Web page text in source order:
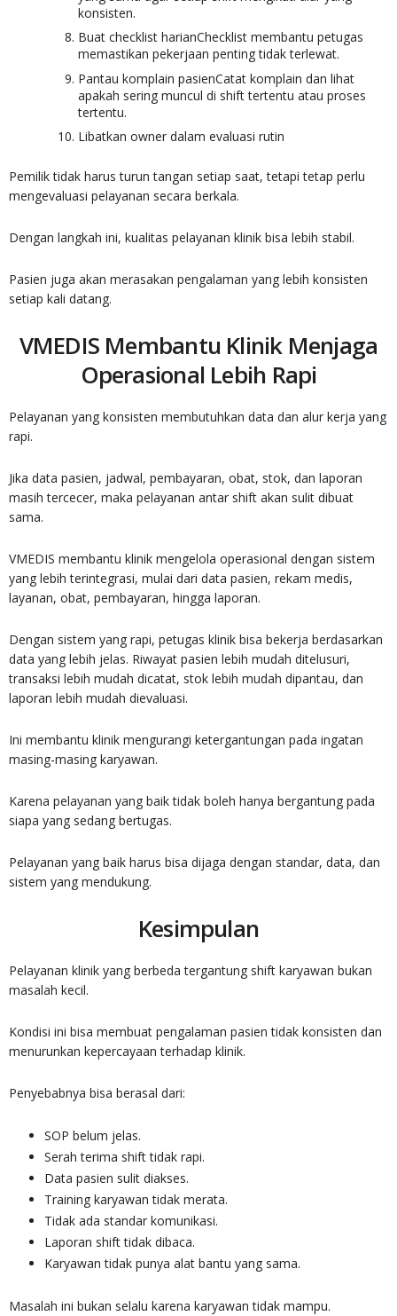
konsisten.
Buat checklist harianChecklist membantu petugas
memastikan pekerjaan penting tidak terlewat.
Pantau komplain pasienCatat komplain dan lihat
apakah sering muncul di shift tertentu atau proses
tertentu.
Libatkan owner dalam evaluasi rutin
Pemilik tidak harus turun tangan setiap saat, tetapi tetap perlu
mengevaluasi pelayanan secara berkala.
Dengan langkah ini, kualitas pelayanan klinik bisa lebih stabil.
Pasien juga akan merasakan pengalaman yang lebih konsisten
setiap kali datang.
VMEDIS Membantu Klinik Menjaga
Operasional Lebih Rapi
Pelayanan yang konsisten membutuhkan data dan alur kerja yang
rapi.
Jika data pasien, jadwal, pembayaran, obat, stok, dan laporan
masih tercecer, maka pelayanan antar shift akan sulit dibuat
sama.
VMEDIS membantu klinik mengelola operasional dengan sistem
yang lebih terintegrasi, mulai dari data pasien, rekam medis,
layanan, obat, pembayaran, hingga laporan.
Dengan sistem yang rapi, petugas klinik bisa bekerja berdasarkan
data yang lebih jelas. Riwayat pasien lebih mudah ditelusuri,
transaksi lebih mudah dicatat, stok lebih mudah dipantau, dan
laporan lebih mudah dievaluasi.
Ini membantu klinik mengurangi ketergantungan pada ingatan
masing-masing karyawan.
Karena pelayanan yang baik tidak boleh hanya bergantung pada
siapa yang sedang bertugas.
Pelayanan yang baik harus bisa dijaga dengan standar, data, dan
sistem yang mendukung.
Kesimpulan
Pelayanan klinik yang berbeda tergantung shift karyawan bukan
masalah kecil.
Kondisi ini bisa membuat pengalaman pasien tidak konsisten dan
menurunkan kepercayaan terhadap klinik.
Penyebabnya bisa berasal dari:
SOP belum jelas.
Serah terima shift tidak rapi.
Data pasien sulit diakses.
Training karyawan tidak merata.
Tidak ada standar komunikasi.
Laporan shift tidak dibaca.
Karyawan tidak punya alat bantu yang sama.
Masalah ini bukan selalu karena karyawan tidak mampu.